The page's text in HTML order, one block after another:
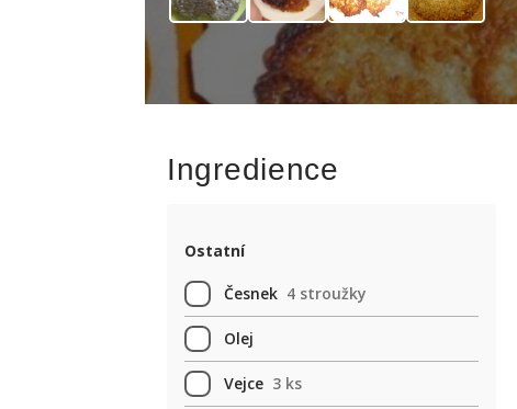
Ingredience
Ostatní
Česnek 4 stroužky
Olej
Vejce 3 ks